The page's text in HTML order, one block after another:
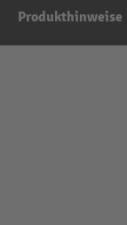
Produkthinweise